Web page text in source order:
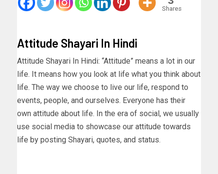
Shares
Attitude Shayari In Hindi
Attitude Shayari In Hindi: “Attitude” means a lot in our
life. It means how you look at life what you think about
life. The way we choose to live our life, respond to
events, people, and ourselves. Everyone has their
own attitude about life. In the era of social, we usually
use social media to showcase our attitude towards
life by posting Shayari, quotes, and status.